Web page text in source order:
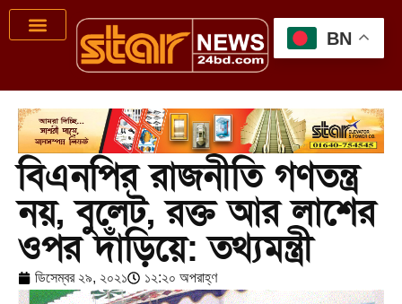
বিএনপির রাজনীতি গণতন্ত্র
নয়, বুলেট, রক্ত আর লাশের
ওপর দাঁড়িয়ে: তথ্যমন্ত্রী
ডিসেম্বর ২৯, ২০২১ ১২:২০ অপরাহ্ণ
BN